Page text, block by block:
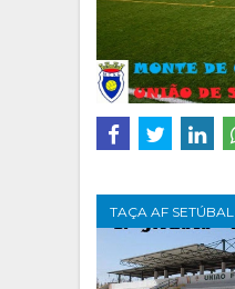
TAÇA AF SETÚBAL